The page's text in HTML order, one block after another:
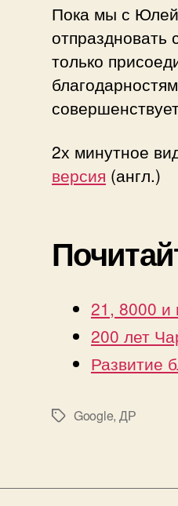
Пока мы с
отпраздновать
только
2х минутное
версия (англ.)
21, 8000
200 лет
Развитие
МеткиGoogle, ДР